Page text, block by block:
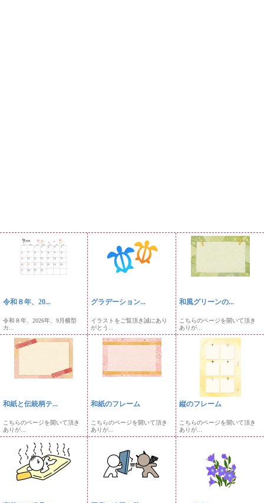
令和８年、20...
令和８年、2026年、9月横型
カ...
グラデーション...
イラストをご覧頂き誠にあり
がとう...
和風グリーンの...
こちらのページを開いて頂き
ありが...
和紙と伝統柄テ...
こちらのページを開いて頂き
ありが...
和紙のフレーム
こちらのページを開いて頂き
ありが...
縦のフレーム
こちらのページを開いて頂き
ありが...